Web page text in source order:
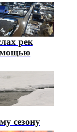
рек
сезону